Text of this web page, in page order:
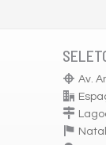
Av.